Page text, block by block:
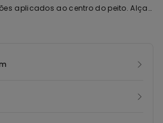
aplicados ao centro do peito. Alças
reguláveis com quatro
pode ser sujeita a variações para